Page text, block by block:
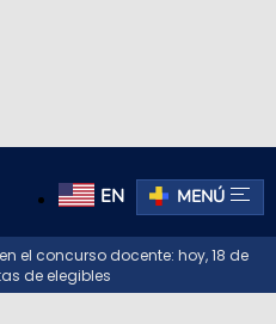
EN MENÚ
el concurso docente: hoy, 18 de
de elegibles